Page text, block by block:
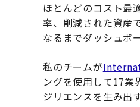
ほとんどのコスト最
率、削減された資産
なるまでダッシュボ
私のチームが
ングを使用して17業
ジリエンスを生み出